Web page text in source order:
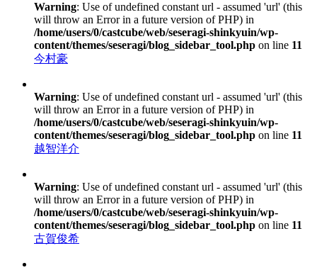
Warning: Use of undefined constant url - assumed 'url' (this
will throw an Error in a future version of PHP) in
/home/users/0/castcube/web/seseragi-shinkyuin/wp-
content/themes/seseragi/blog_sidebar_tool.php on line 11
今村豪
Warning: Use of undefined constant url - assumed 'url' (this
will throw an Error in a future version of PHP) in
/home/users/0/castcube/web/seseragi-shinkyuin/wp-
content/themes/seseragi/blog_sidebar_tool.php on line 11
越智洋介
Warning: Use of undefined constant url - assumed 'url' (this
will throw an Error in a future version of PHP) in
/home/users/0/castcube/web/seseragi-shinkyuin/wp-
content/themes/seseragi/blog_sidebar_tool.php on line 11
古賀俊希